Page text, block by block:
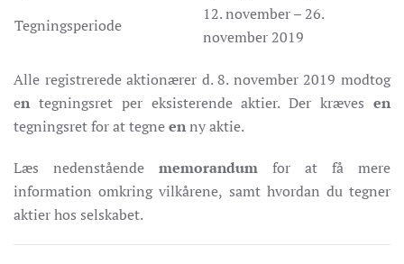
Tegningsperiode
12. november – 26.
november 2019
Alle registrerede aktionærer d. 8. november 2019 modtog
en tegningsret per eksisterende aktier. Der kræves en
tegningsret for at tegneenny aktie.
Læs nedenstående memorandum for at få mere
information omkring vilkårene, samt hvordan du tegner
aktier hos selskabet.